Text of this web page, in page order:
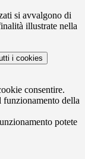
si avvalgono di
illustrate nella
i cookies
consentire.
funzionamento della
potete